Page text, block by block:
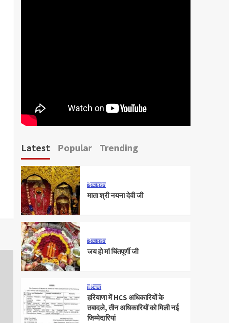
Latest Popular Trending
दिव्य दर्शन
माता श्री नयना देवी जी
दिव्य दर्शन
जय हो मां चिंतपूर्णी जी
हरियाणा
हरियाणा में HCS अधिकारियों के
तबादले, तीन अधिकारियों को मिली नई
जिम्मेदारियां